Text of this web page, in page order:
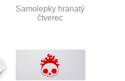
Samolepky hranatý
čtverec